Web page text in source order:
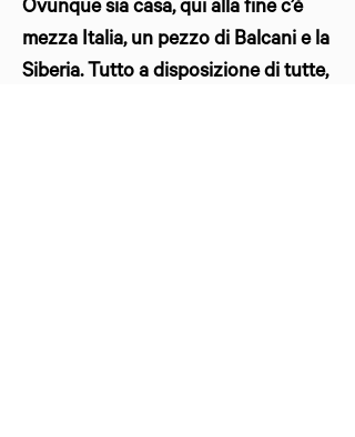
Ovunque sia casa, qui alla fine c’è
mezza Italia, un pezzo di Balcani e la
Siberia. Tutto a disposizione di tutte,